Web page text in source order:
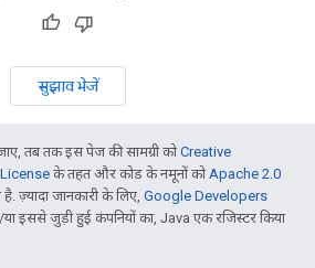
सुझाव भेजें
तब तक इस पेज की सामग्री कोCreative
के तहत और कोड के नमूनों कोApache 2.0
ज़्यादा जानकारी के लिए, Google Developers
इससे जुड़ी हुई कंपनियों का, Java एक रजिस्टर किया